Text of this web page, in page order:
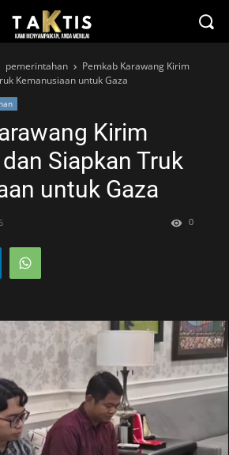
pemerintahan
Pemkab Karawang Kirim
Kemanusiaan untuk Gaza
Kirim
Siapkan Truk
untuk Gaza
0